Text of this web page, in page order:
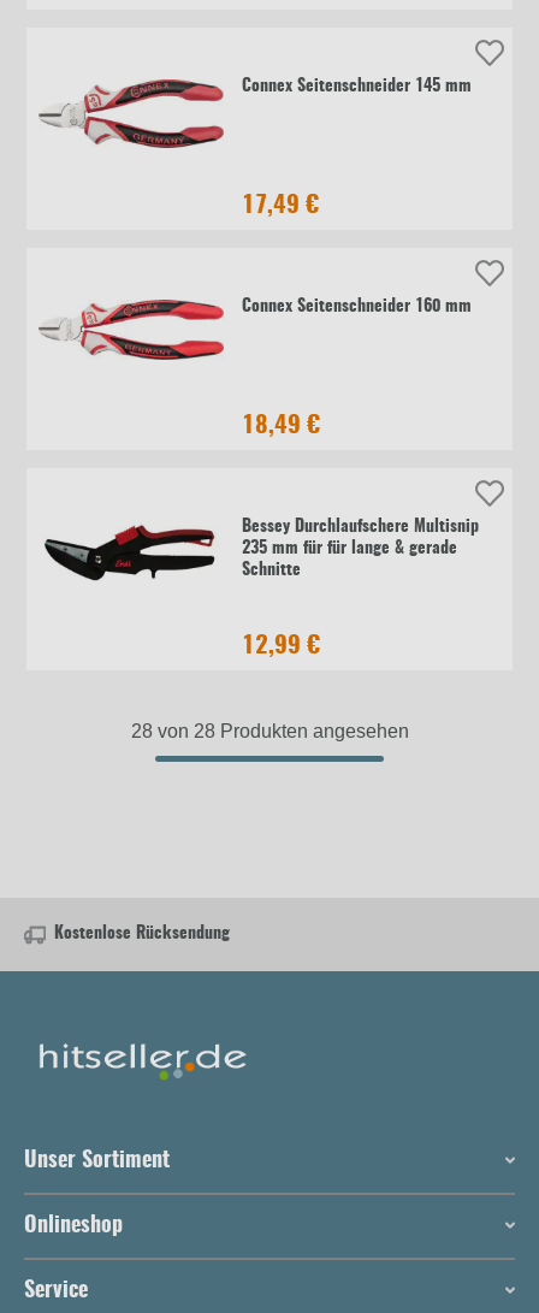
Connex Seitenschneider 145 mm
17,49 €
Connex Seitenschneider 160 mm
18,49 €
Bessey Durchlaufschere Multisnip
235 mm für für lange & gerade
Schnitte
12,99 €
28 von 28 Produkten angesehen
Kostenlose Rücksendung
Unser Sortiment
Onlineshop
Service